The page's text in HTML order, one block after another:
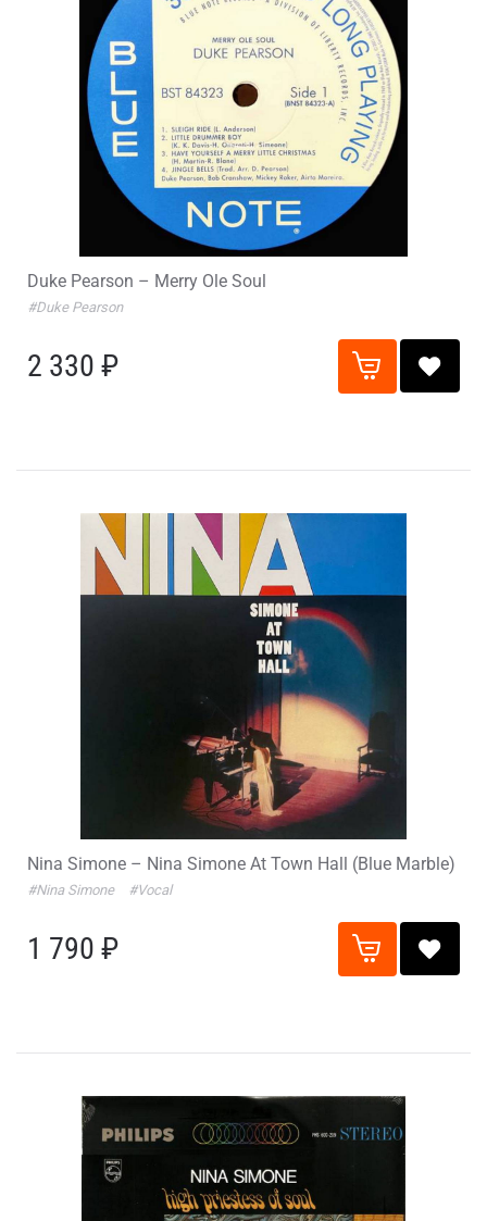
Duke Pearson – Merry Ole Soul
#Duke Pearson
2 330 ₽
Nina Simone – Nina Simone At Town Hall (Blue Marble)
#Nina Simone #Vocal
1 790 ₽